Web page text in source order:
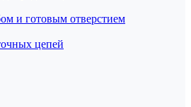
и готовым отверстием
цепей